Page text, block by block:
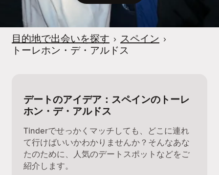
目的地で出会いを探す › スペイン ›
トーレホン・デ・アルドス
デートのアイデア：スペインのトーレ
ホン・デ・アルドス
Tinderでせっかくマッチしても、どこに連れ
て行けばいいかわかりませんか？そんなあな
たのために、人気のデートスポットなどをご
紹介します。